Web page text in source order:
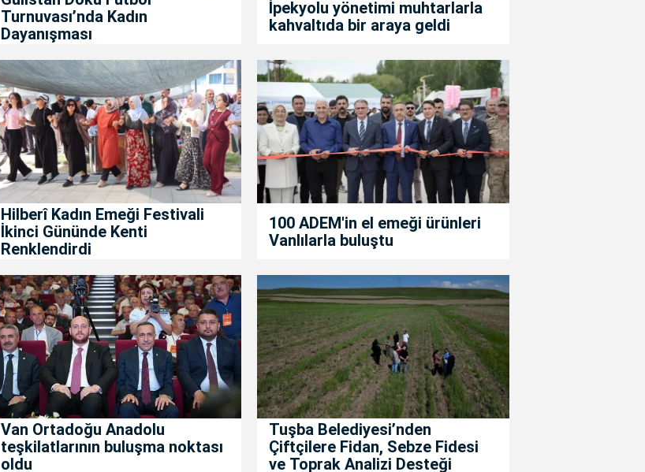
Turnuvası’nda Kadın
Dayanışması
İpekyolu yönetimi muhtarlarla
kahvaltıda bir araya geldi
Hilberî Kadın Emeği Festivali
İkinci Gününde Kenti
Renklendirdi
100 ADEM'in el emeği ürünleri
Vanlılarla buluştu
Van Ortadoğu Anadolu
teşkilatlarının buluşma noktası
oldu
Tuşba Belediyesi’nden
Çiftçilere Fidan, Sebze Fidesi
ve Toprak Analizi Desteği